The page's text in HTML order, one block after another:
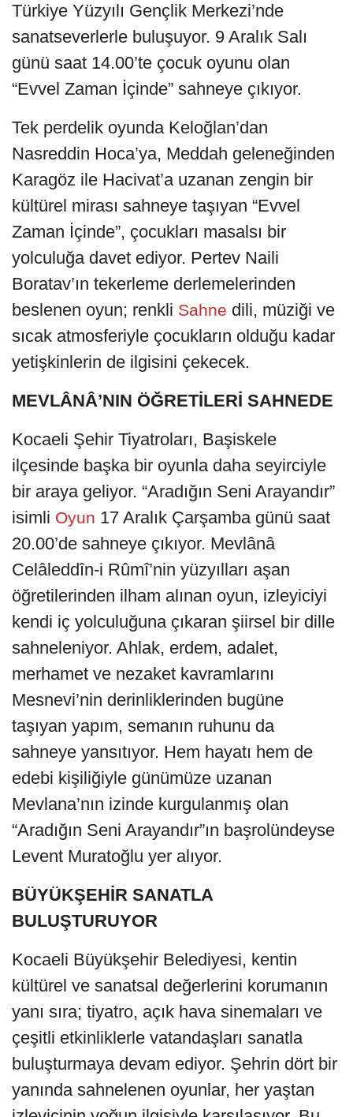
Türkiye Yüzyılı Gençlik Merkezi’nde
sanatseverlerle buluşuyor. 9 Aralık Salı
günü saat 14.00’te çocuk oyunu olan
“Evvel Zaman İçinde” sahneye çıkıyor.
Tek perdelik oyunda Keloğlan’dan
Nasreddin Hoca’ya, Meddah geleneğinden
Karagöz ile Hacivat’a uzanan zengin bir
kültürel mirası sahneye taşıyan “Evvel
Zaman İçinde”, çocukları masalsı bir
yolculuğa davet ediyor. Pertev Naili
Boratav’ın tekerleme derlemelerinden
beslenen oyun; renkli Sahne dili, müziği ve
sıcak atmosferiyle çocukların olduğu kadar
yetişkinlerin de ilgisini çekecek.
MEVLÂNÂ’NIN ÖĞRETİLERİ SAHNEDE
Kocaeli Şehir Tiyatroları, Başiskele
ilçesinde başka bir oyunla daha seyirciyle
bir araya geliyor. “Aradığın Seni Arayandır”
isimli Oyun 17 Aralık Çarşamba günü saat
20.00’de sahneye çıkıyor. Mevlânâ
Celâleddîn-i Rûmî’nin yüzyılları aşan
öğretilerinden ilham alınan oyun, izleyiciyi
kendi iç yolculuğuna çıkaran şiirsel bir dille
sahneleniyor. Ahlak, erdem, adalet,
merhamet ve nezaket kavramlarını
Mesnevi’nin derinliklerinden bugüne
taşıyan yapım, semanın ruhunu da
sahneye yansıtıyor. Hem hayatı hem de
edebi kişiliğiyle günümüze uzanan
Mevlana’nın izinde kurgulanmış olan
“Aradığın Seni Arayandır”ın başrolündeyse
Levent Muratoğlu yer alıyor.
BÜYÜKŞEHİR SANATLA
BULUŞTURUYOR
Kocaeli Büyükşehir Belediyesi, kentin
kültürel ve sanatsal değerlerini korumanın
yanı sıra; tiyatro, açık hava sinemaları ve
çeşitli etkinliklerle vatandaşları sanatla
buluşturmaya devam ediyor. Şehrin dört bir
yanında sahnelenen oyunlar, her yaştan